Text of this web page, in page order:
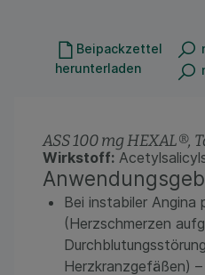
Beipackzettel
herunterladen
ASS 100 mg HEXAL®,
Wirkstoff:
Bei instabiler Angina
(Herzschmerzen
Herzkranzgefäßen)